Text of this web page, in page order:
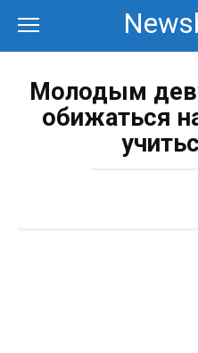
контенту
Молодым
обижаться